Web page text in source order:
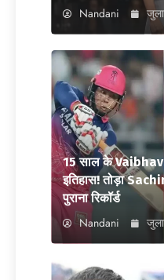
Nandani
15 साल के
इतिहास! तोड़ा
पुराना रिकॉर्ड
Nandani